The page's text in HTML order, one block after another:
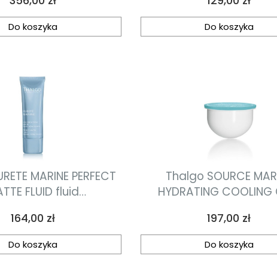
krem-żel
50ml
Do koszyka
15ml
Do koszyka
MARINE PERFECT
FLUID fluid
Cena
164,00 zł
Do koszyka
Thalgo SOURCE
HYDRATING COOLING
nawilżająco-
uzupełnienie
Cena
197,00 zł
Do koszyka